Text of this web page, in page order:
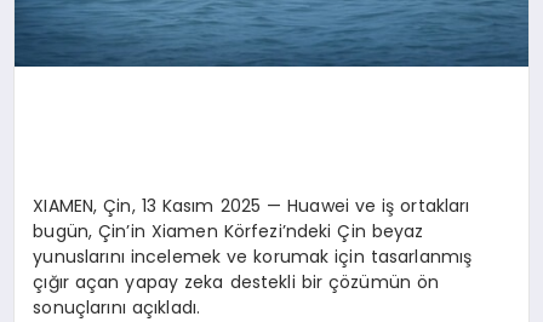
XIAMEN, Çin, 13 Kasım 2025 — Huawei ve iş ortakları
bugün, Çin’in Xiamen Körfezi’ndeki Çin beyaz
yunuslarını incelemek ve korumak için tasarlanmış
çığır açan yapay zeka destekli bir çözümün ön
sonuçlarını açıkladı.